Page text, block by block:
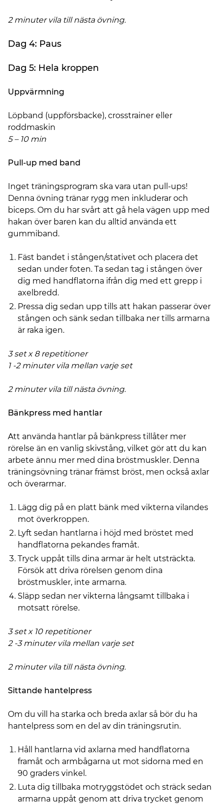
2 minuter vila till nästa övning.
Dag 4: Paus
Dag 5: Hela kroppen
Uppvärmning
Löpband (uppförsbacke), crosstrainer eller
roddmaskin
5 – 10 min
Pull-up med band
Inget träningsprogram ska vara utan pull-ups!
Denna övning tränar rygg men inkluderar och
biceps. Om du har svårt att gå hela vägen upp med
hakan över baren kan du alltid använda ett
gummiband.
Fäst bandet i stången/stativet och placera det
sedan under foten. Ta sedan tag i stången över
dig med handflatorna ifrån dig med ett grepp i
axelbredd.
Pressa dig sedan upp tills att hakan passerar över
stången och sänk sedan tillbaka ner tills armarna
är raka igen.
3 set x 8 repetitioner
1 -2 minuter vila mellan varje set
2 minuter vila till nästa övning.
Bänkpress med hantlar
Att använda hantlar på bänkpress tillåter mer
rörelse än en vanlig skivstång, vilket gör att du kan
arbete ännu mer med dina bröstmuskler. Denna
träningsövning tränar främst bröst, men också axlar
och överarmar.
Lägg dig på en platt bänk med vikterna vilandes
mot överkroppen.
Lyft sedan hantlarna i höjd med bröstet med
handflatorna pekandes framåt.
Tryck uppåt tills dina armar är helt utsträckta.
Försök att driva rörelsen genom dina
bröstmuskler, inte armarna.
Släpp sedan ner vikterna långsamt tillbaka i
motsatt rörelse.
3 set x 10 repetitioner
2 -3 minuter vila mellan varje set
2 minuter vila till nästa övning.
Sittande hantelpress
Om du vill ha starka och breda axlar så bör du ha
hantelpress som en del av din träningsrutin.
Håll hantlarna vid axlarna med handflatorna
framåt och armbågarna ut mot sidorna med en
90 graders vinkel.
Luta dig tillbaka motryggstödet och sträck sedan
armarna uppåt genom att driva trycket genom